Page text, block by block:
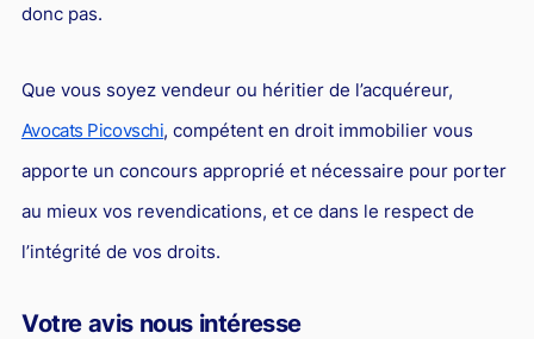
donc pas.
Que vous soyez vendeur ou héritier de l’acquéreur,
Avocats Picovschi, compétent en droit immobilier vous
apporte un concours approprié et nécessaire pour porter
au mieux vos revendications, et ce dans le respect de
l’intégrité de vos droits.
Votre avis nous intéresse